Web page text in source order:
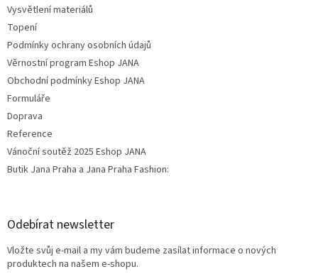
Vysvětlení materiálů
Topení
Podmínky ochrany osobních údajů
Věrnostní program Eshop JANA
Obchodní podmínky Eshop JANA
Formuláře
Doprava
Reference
Vánoční soutěž 2025 Eshop JANA
Butik Jana Praha a Jana Praha Fashion:
Odebírat newsletter
Vložte svůj e-mail a my vám budeme zasílat informace o nových
produktech na našem e-shopu.